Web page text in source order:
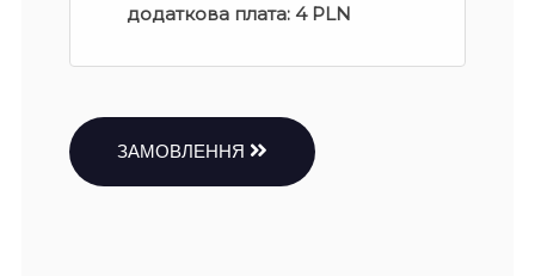
додаткова плата: 4 PLN
ЗАМОВЛЕННЯ